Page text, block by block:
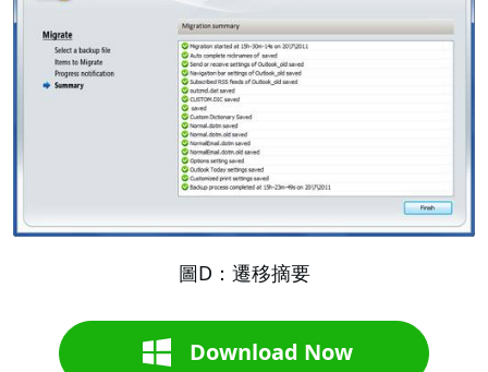
圖D：遷移摘要
Download Now